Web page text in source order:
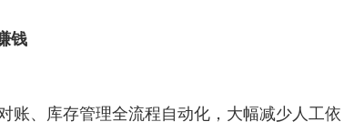
钱
账、库存管理全流程自动化，大幅减少人工依